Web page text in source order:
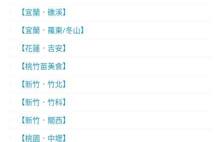
【宜蘭．礁溪】
【宜蘭．羅東/冬山】
【花蓮．吉安】
【桃竹苗美食】
【新竹．竹北】
【新竹．竹科】
【新竹．關西】
【桃園．中壢】